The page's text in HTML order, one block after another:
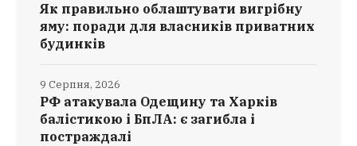
Як правильно облаштувати вигрібну
яму: поради для власників приватних
будинків
РФ атакувала Одещину та Харків
балістикою і БпЛА: є загибла і
постраждалі
9 Серпня, 2026